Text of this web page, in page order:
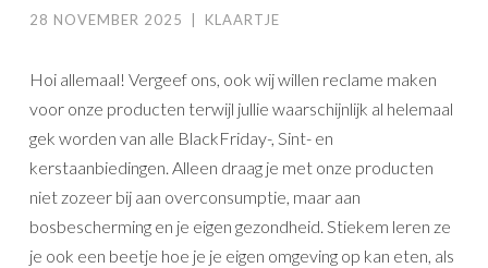
28 NOVEMBER 2025 KLAARTJE
Hoi allemaal! Vergeef ons, ook wij willen reclame maken
voor onze producten terwijl jullie waarschijnlijk al helemaal
gek worden van alle BlackFriday-, Sint- en
kerstaanbiedingen. Alleen draag je met onze producten
niet zozeer bij aan overconsumptie, maar aan
bosbescherming en je eigen gezondheid. Stiekem leren ze
je ook een beetje hoe je je eigen omgeving op kan eten, als